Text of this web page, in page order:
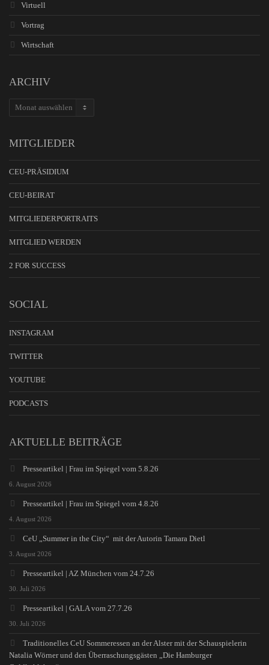
Virtuell
Vortrag
Wirtschaft
ARCHIV
ARCHIV
MITGLIEDER
CEU-PRÄSIDIUM
CEU-BEIRAT
MITGLIEDERPORTRAITS
MITGLIED WERDEN
2 FOR SUCCESS
SOCIAL
INSTAGRAM
TWITTER
YOUTUBE
PODCASTS
AKTUELLE BEITRÄGE
Presseartikel | Frau im Spiegel vom 5.8.26
6. August 2026
Presseartikel | Frau im Spiegel vom 4.8.26
4. August 2026
CeU „Summer in the City“ mit der Autorin Tamara Dietl
3. August 2026
Presseartikel | AZ München vom 24.7.26
30. Juli 2026
Presseartikel | GALA vom 27.7.26
30. Juli 2026
Traditionelles CeU Sommeressen an der Alster mit der Schauspielerin
Natalia Wörner und den Überraschungsgästen „Die Hamburger